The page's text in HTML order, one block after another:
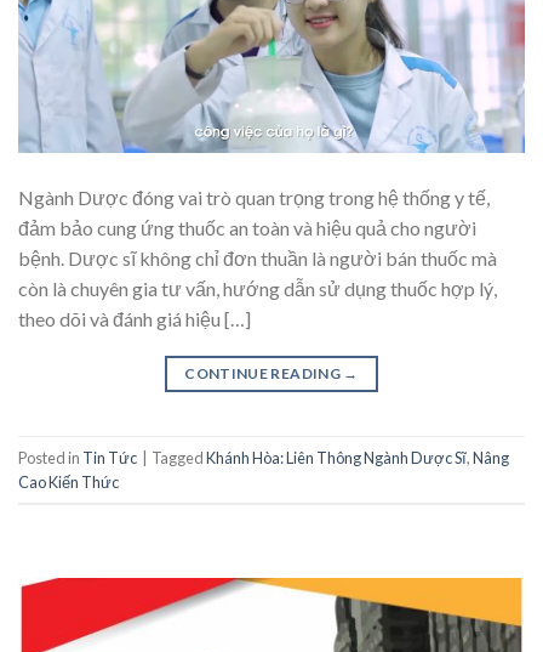
Ngành Dược đóng vai trò quan trọng trong hệ thống y tế,
đảm bảo cung ứng thuốc an toàn và hiệu quả cho người
bệnh. Dược sĩ không chỉ đơn thuần là người bán thuốc mà
còn là chuyên gia tư vấn, hướng dẫn sử dụng thuốc hợp lý,
theo dõi và đánh giá hiệu […]
CONTINUE READING →
Posted in Tin Tức | TaggedKhánh Hòa: Liên Thông Ngành Dược Sĩ,Nâng
Cao Kiến Thức